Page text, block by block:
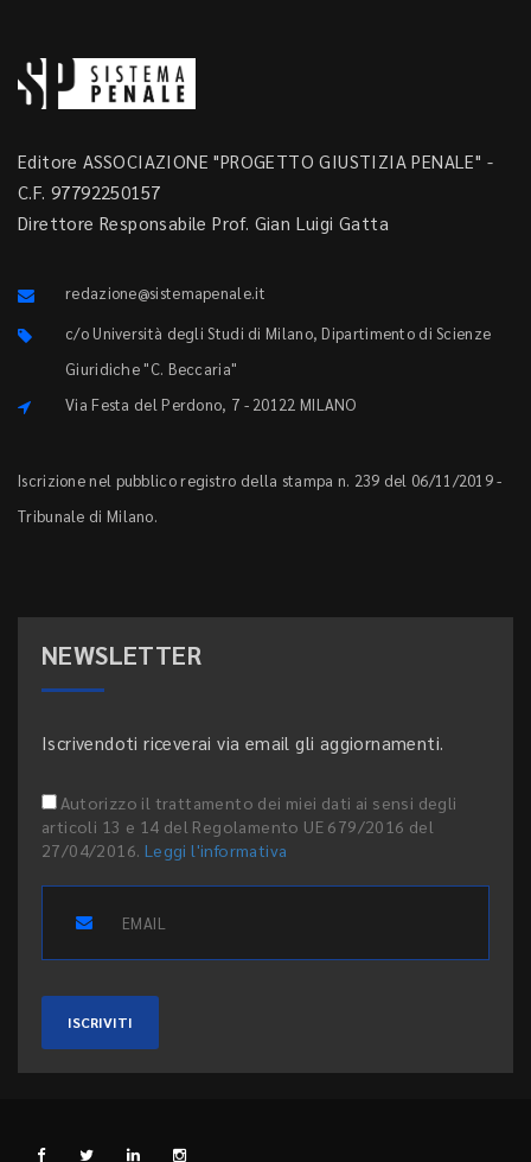
Editore ASSOCIAZIONE "PROGETTO GIUSTIZIA PENALE" -
C.F. 97792250157
Direttore Responsabile Prof. Gian Luigi Gatta
redazione@sistemapenale.it
c/o Università degli Studi di Milano, Dipartimento di Scienze
Giuridiche "C. Beccaria"
Via Festa del Perdono, 7 - 20122 MILANO
Iscrizione nel pubblico registro della stampa n. 239 del 06/11/2019 -
Tribunale di Milano.
NEWSLETTER
Iscrivendoti riceverai via email gli aggiornamenti.
Autorizzo il trattamento dei miei dati ai sensi degli
articoli 13 e 14 del Regolamento UE 679/2016 del
27/04/2016. Leggi l'informativa
ISCRIVITI